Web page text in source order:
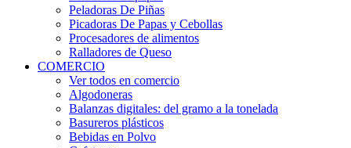
Peladoras De Piñas
Picadoras De Papas y Cebollas
Procesadores de alimentos
Ralladores de Queso
COMERCIO
Ver todos en comercio
Algodoneras
Balanzas digitales: del gramo a la tonelada
Basureros plásticos
Bebidas en Polvo